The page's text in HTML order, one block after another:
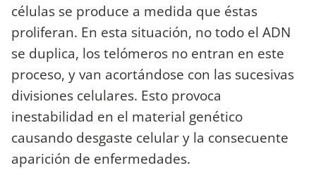
células se produce a medida que éstas
proliferan. En esta situación, no todo el ADN
se duplica, los telómeros no entran en este
proceso, y van acortándose con las sucesivas
divisiones celulares. Esto provoca
inestabilidad en el material genético
causando desgaste celular y la consecuente
aparición de enfermedades.